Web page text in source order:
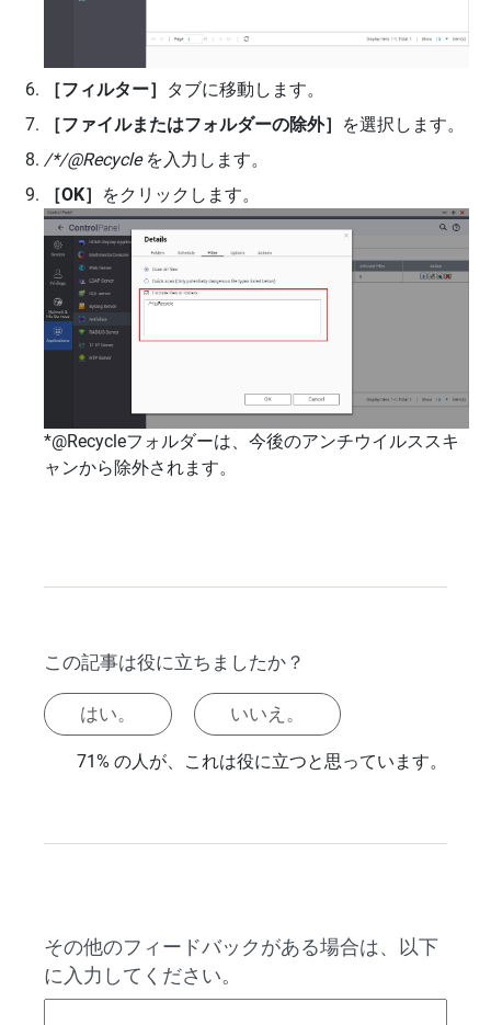
［フィルター］
タブに移動します。
［ファイルまたはフォルダーの除外］
を選択します。
/*/@Recycleを入力します。
［OK］
をクリックします。
*@Recycleフォルダーは、今後のアンチウイルススキ
ャンから除外されます。
この記事は役に立ちましたか？
はい。 いいえ。
71% の人が、これは役に立つと思っています。
その他のフィードバックがある場合は、以下
に入力してください。